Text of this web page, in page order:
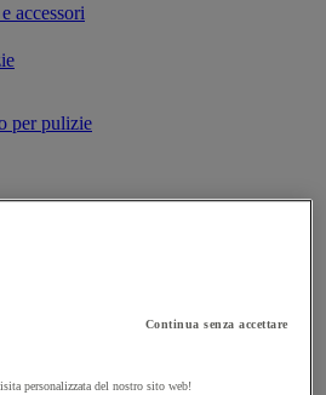
accessori
per pulizie
Continua senza accettare
personalizzata del nostro sito web!